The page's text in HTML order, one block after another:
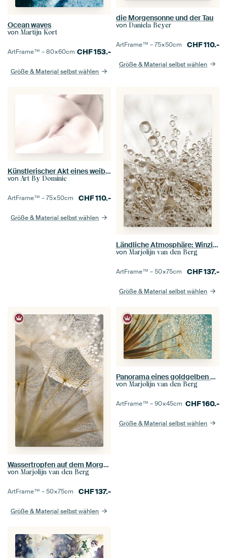
Ocean waves
von Martijn Kort
ArtFrame™ –80×60cm CHF153.-
Größe & Material selbst wählen
die Morgensonne und der Tau
von Daniela Beyer
ArtFrame™ –75×50cm CHF110.-
Größe & Material selbst wählen
Künstlerischer Akt eines weiblichen Gesäßes in High Key
von Art By Dominic
ArtFrame™ –75×50cm CHF110.-
Größe & Material selbst wählen
Ländliche Atmosphäre: Winzige Wassertröpfchen hängen an einem Löwenzahnflaum
von Marjolijn van den Berg
ArtFrame™ –50×75cm CHF137.-
Größe & Material selbst wählen
Wassertropfen auf dem Morgenstern (Tragopogon)
von Marjolijn van den Berg
ArtFrame™ –50×75cm CHF137.-
Größe & Material selbst wählen
Panorama eines goldgelben Morgensterns (Tragopogon)
von Marjolijn van den Berg
ArtFrame™ –90×45cm CHF160.-
Größe & Material selbst wählen